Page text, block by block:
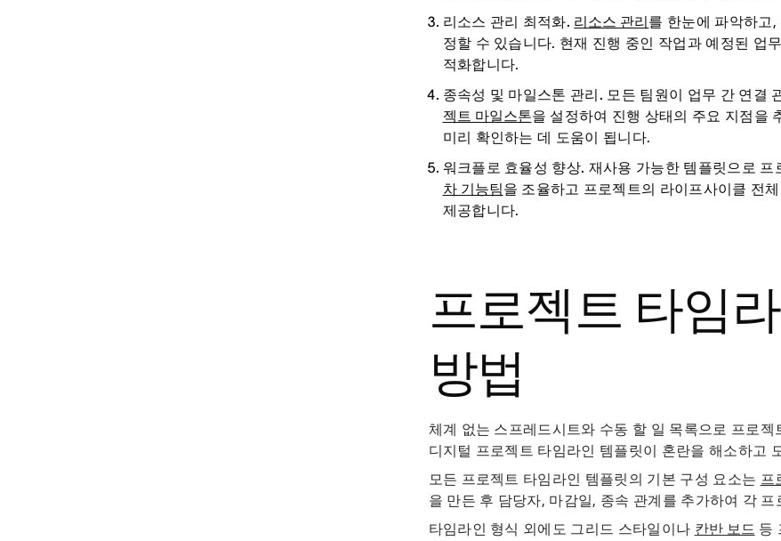
리소스 관리 최적화. 리소스 관리를 한눈에 파악하고
정할 수 있습니다. 현재 진행 중인 작업과 예정된 업
적화합니다.
종속성 및 마일스톤 관리. 모든 팀원이 업무 간 연결
젝트 마일스톤을 설정하여 진행 상태의 주요 지점을
미리 확인하는 데 도움이 됩니다.
워크플로 효율성 향상. 재사용 가능한 템플릿으로
차 기능팀을 조율하고 프로젝트의 라이프사이클 전
제공합니다.
프로젝트 타임
방법
체계 없는 스프레드시트와 수동 할 일 목록으로 프로
디지털 프로젝트 타임라인 템플릿이 혼란을 해소하고
모든 프로젝트 타임라인 템플릿의 기본 구성 요소는 프
을 만든 후 담당자, 마감일, 종속 관계를 추가하여 각
타임라인 형식 외에도 그리드 스타일이나 칸반 보드 등